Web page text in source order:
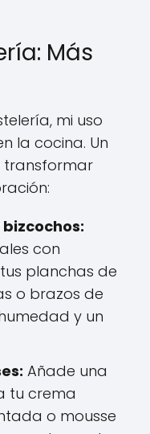
Más
mi uso
la cocina. Un
transformar
con
planchas de
o brazos de
y un
Añade una
tu crema
o mousse